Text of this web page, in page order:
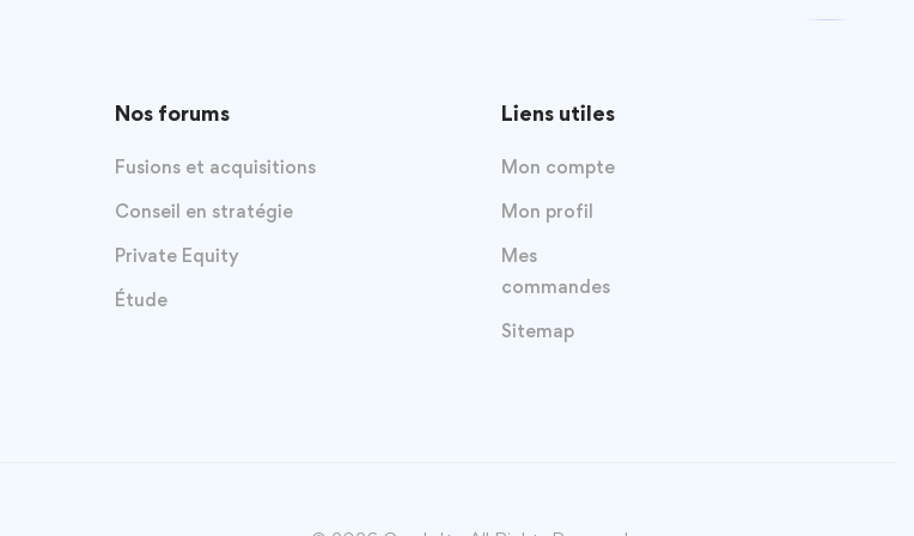
Nos forums
Fusions et acquisitions
Conseil en stratégie
Private Equity
Étude
Liens utiles
Mon compte
Mon profil
Mes
commandes
Sitemap